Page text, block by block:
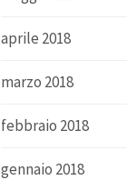
aprile 2018
marzo 2018
febbraio 2018
gennaio 2018